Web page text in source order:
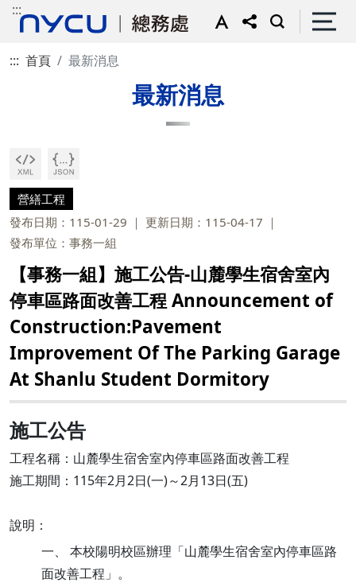
:::
::: 首頁 最新消息
最新消息
營繕工程
發布日期：115-01-29
更新日期：115-04-17
發布單位：事務一組
【事務一組】施工公告-山麓學生宿舍室內
停車區路面改善工程 Announcement of
Construction:Pavement
Improvement Of The Parking Garage
At Shanlu Student Dormitory
施工公告
工程名稱：山麓學生宿舍室內停車區路面改善工程
施工期間：115年2月2日(一)～2月13日(五)
說明：
一、 本校陽明校區辦理「山麓學生宿舍室內停車區路
面改善工程」。